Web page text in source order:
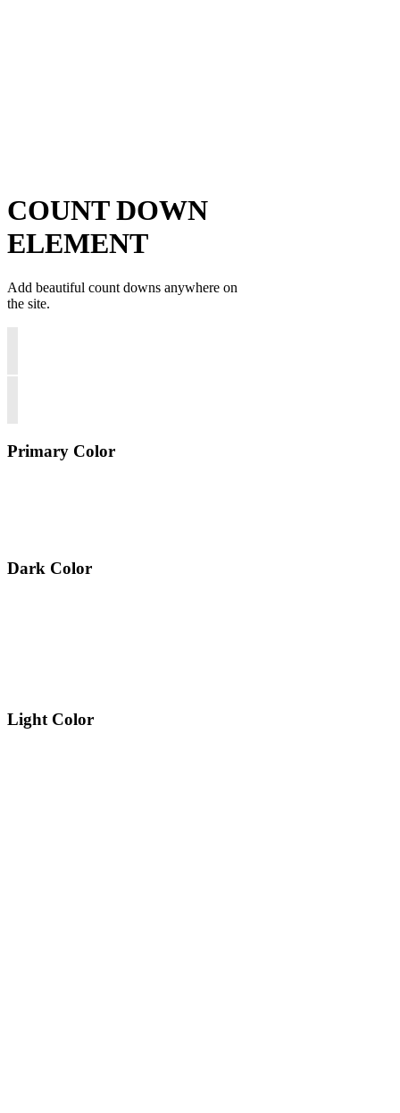
COUNT DOWN
ELEMENT
Add beautiful count downs anywhere on
the site.
Primary Color
Dark Color
Light Color